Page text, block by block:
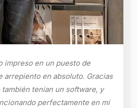
impreso en un puesto de
arrepiento en absoluto. Gracias
tenían un software, y
perfectamente en mi